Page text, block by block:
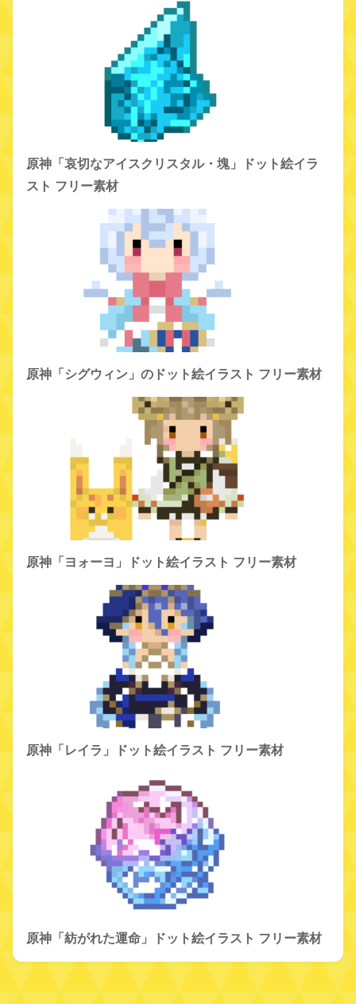
原神「哀切なアイスクリスタル・塊」ドット絵イラ
スト フリー素材
原神「シグウィン」のドット絵イラスト フリー素材
原神「ヨォーヨ」ドット絵イラスト フリー素材
原神「レイラ」ドット絵イラスト フリー素材
原神「紡がれた運命」ドット絵イラスト フリー素材